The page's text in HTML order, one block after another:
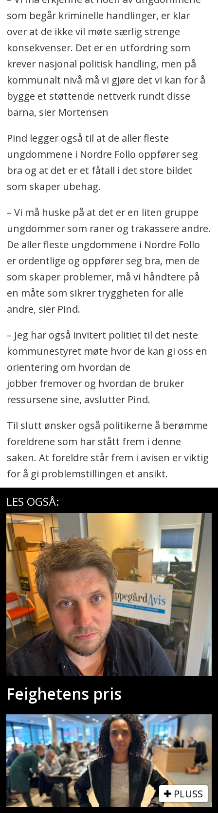
som begår kriminelle handlinger, er klar
over at de ikke vil møte særlig strenge
konsekvenser. Det er en utfordring som
krever nasjonal politisk handling, men på
kommunalt nivå må vi gjøre det vi kan for å
bygge et støttende nettverk rundt disse
barna, sier Mortensen
Pind legger også til at de aller fleste
ungdommene i Nordre Follo oppfører seg
bra og at det er et fåtall i det store bildet
som skaper ubehag.
– Vi må huske på at det er en liten gruppe
ungdommer som raner og trakassere andre.
De aller fleste ungdommene i Nordre Follo
er ordentlige og oppfører seg bra, men de
som skaper problemer, må vi håndtere på
en måte som sikrer tryggheten for alle
andre, sier Pind.
– Jeg har også invitert politiet til det neste
kommunestyret møte hvor de kan gi oss en
orientering om hvordan de
jobber fremover og hvordan de bruker
ressursene sine, avslutter Pind.
Til slutt ønsker også politikerne å berømme
foreldrene som har stått frem i denne
saken. At foreldre står frem i avisen er viktig
for å gi problemstillingen et ansikt.
LES OGSÅ:
Feighetens pris
PLUSS